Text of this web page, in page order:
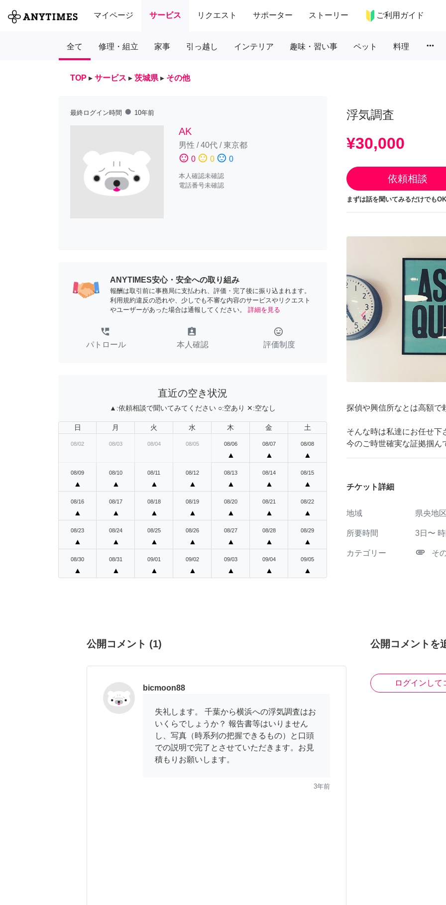
マイページ サービス リクエスト サポーター ストーリー ご利用ガイド
全て 修理・組立 家事 引っ越し インテリア 趣味・習い事 ペット 料理 more_horiz
TOP ▸ サービス ▸ 茨城県 ▸ その他
最終ログイン時間 fiber_manual_record 10年前
AK
男性 /40代/東京都
sentiment_satisfied 0 sentiment_neutral 0 sentiment_dissatisfied 0
本人確認未確認
電話番号未確認
ANYTIMES安心・安全への取り組み
報酬は取引前に事務局に支払われ、評価・完了後に振り込まれます。
利用規約違反の恐れや、少しでも不審な内容のサービスやリクエスト
やユーザーがあった場合は通報してください。
詳細を見る
perm_phone_msg
パトロール
assignment_ind
本人確認
tag_faces
評価制度
直近の空き状況
▲:依頼相談で聞いてみてください ○:空あり ✕:空なし
日 月 火 水 木 金 土
08/02 08/03 08/04 08/05 08/06
▲
08/07
▲
08/08
▲
08/09
▲
08/10
▲
08/11
▲
08/12
▲
08/13
▲
08/14
▲
08/15
▲
08/16
▲
08/17
▲
08/18
▲
08/19
▲
08/20
▲
08/21
▲
08/22
▲
08/23
▲
08/24
▲
08/25
▲
08/26
▲
08/27
▲
08/28
▲
08/29
▲
08/30
▲
08/31
▲
09/01
▲
09/02
▲
09/03
▲
09/04
▲
09/05
▲
浮気調査
¥30,000
依頼相談
まずは話を聞いてみるだけでも
arrow_back_iosPrevious
探偵や興信所なとは高額
そんな時は私達にお任せ下
今のご時世確実な証拠掴ん
チケット詳細
地域 県央地
所要時間 3日〜
カテゴリー attachment そ
公開コメント (1)
bicmoon88
失礼します。 千葉から横浜への浮気調査はお
いくらでしょうか？ 報告書等はいりません
し、写真（時系列の把握できるもの）と口頭
での説明で完了とさせていただきます。お見
積もりお願いします。
3年前
公開コメントを
ログインして